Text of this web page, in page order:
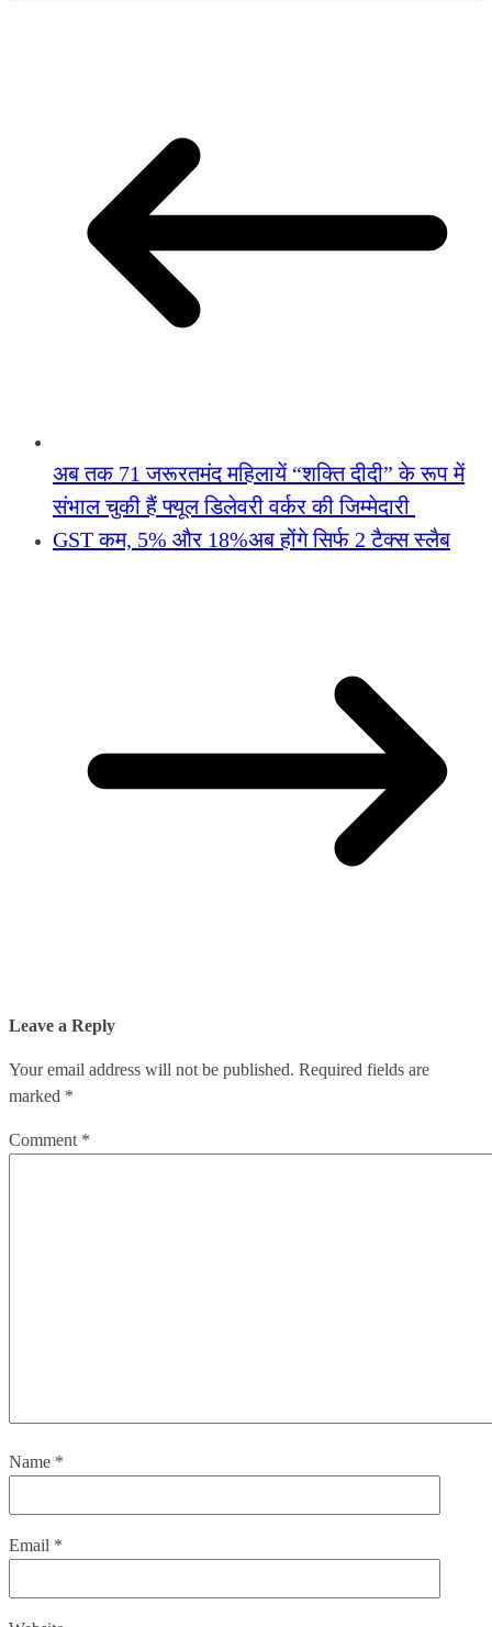
अब तक 71 जरूरतमंद महिलायें “शक्ति दीदी” के रूप में
संभाल चुकी हैं फ्यूल डिलेवरी वर्कर की जिम्मेदारी
GST कम, 5% और 18%अब होंगे सिर्फ 2 टैक्स स्लैब
Leave a Reply
Your email address will not be published. Required fields are
marked *
Comment *
Name *
Email *